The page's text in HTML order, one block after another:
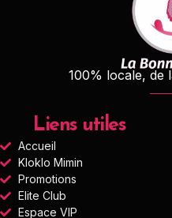
100% locale, de
Liens utiles
Accueil
Kloklo Mimin
Promotions
Elite Club
Espace VIP